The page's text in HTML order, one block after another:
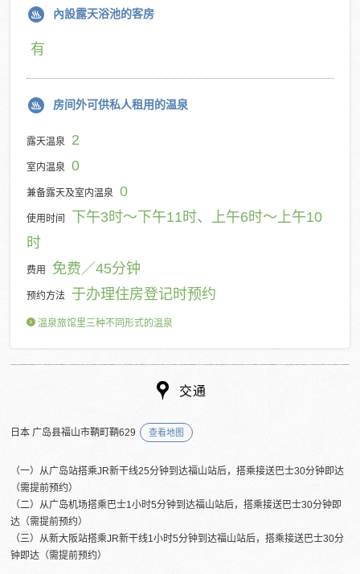
內設露天浴池的客房
有
房间外可供私人租用的温泉
露天温泉 2
室内温泉 0
兼备露天及室内温泉 0
使用时间
下午3时～下午11时、上午6时～上午10
时
费用 免费／45分钟
预约方法 于办理住房登记时预约
温泉旅馆里三种不同形式的温泉
交通
日本 广岛县福山市鞆町鞆629 查看地图
（一）从广岛站搭乘JR新干线25分钟到达福山站后，搭乘接送巴士30分钟即达
（需提前预约）
（二）从广岛机场搭乘巴士1小时5分钟到达福山站后，搭乘接送巴士30分钟即
达（需提前预约）
（三）从新大阪站搭乘JR新干线1小时5分钟到达福山站后，搭乘接送巴士30分
钟即达（需提前预约）